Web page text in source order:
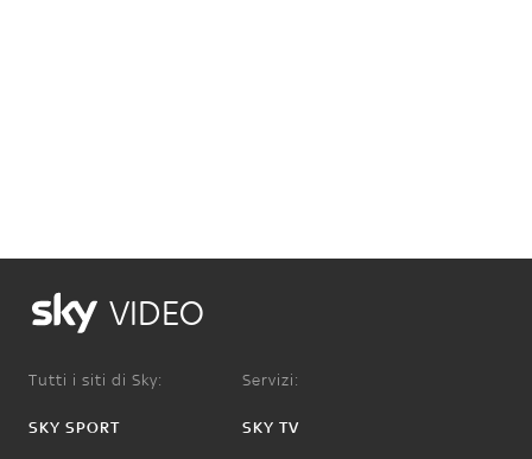
VIDEO
Tutti i siti di Sky:
SKY SPORT
Servizi:
SKY TV